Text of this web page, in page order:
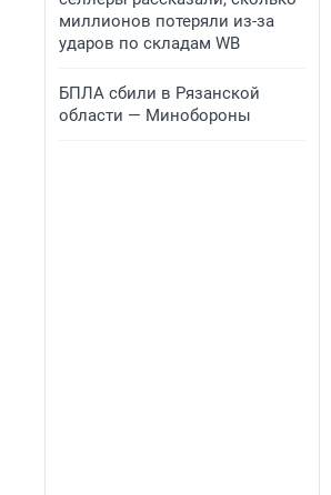
миллионов потеряли из-за
ударов по складам WB
БПЛА сбили в Рязанской
области — Минобороны